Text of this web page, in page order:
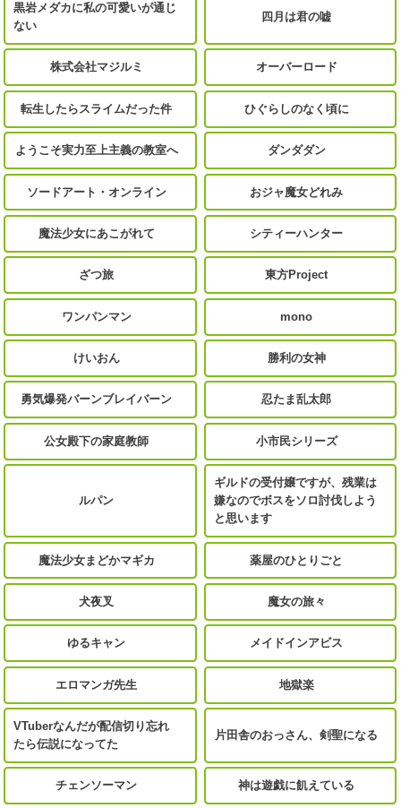
黒岩メダカに私の可愛いが通じ
ない
四月は君の嘘
株式会社マジルミ オーバーロード
転生したらスライムだった件 ひぐらしのなく頃に
ようこそ実力至上主義の教室へ ダンダダン
ソードアート・オンライン おジャ魔女どれみ
魔法少女にあこがれて シティーハンター
ざつ旅 東方Project
ワンパンマン mono
けいおん 勝利の女神
勇気爆発バーンブレイバーン 忍たま乱太郎
公女殿下の家庭教師 小市民シリーズ
ルパン
ギルドの受付嬢ですが、残業は
嫌なのでボスをソロ討伐しよう
と思います
魔法少女まどかマギカ 薬屋のひとりごと
犬夜叉 魔女の旅々
ゆるキャン メイドインアビス
エロマンガ先生 地獄楽
VTuberなんだが配信切り忘れ
たら伝説になってた
片田舎のおっさん、剣聖になる
チェンソーマン 神は遊戯に飢えている